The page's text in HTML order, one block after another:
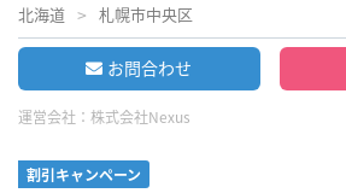
北海道 札幌市中央区
お問合わせ
運営会社： 株式会社Nexus
割引キャンペーン